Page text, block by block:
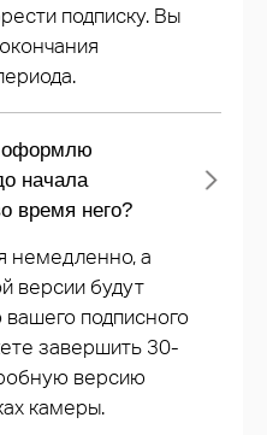
подписку. Вы
оформлю
начала
время него?
немедленно, а
версии будут
подписного
завершить 30-
версию
камеры.